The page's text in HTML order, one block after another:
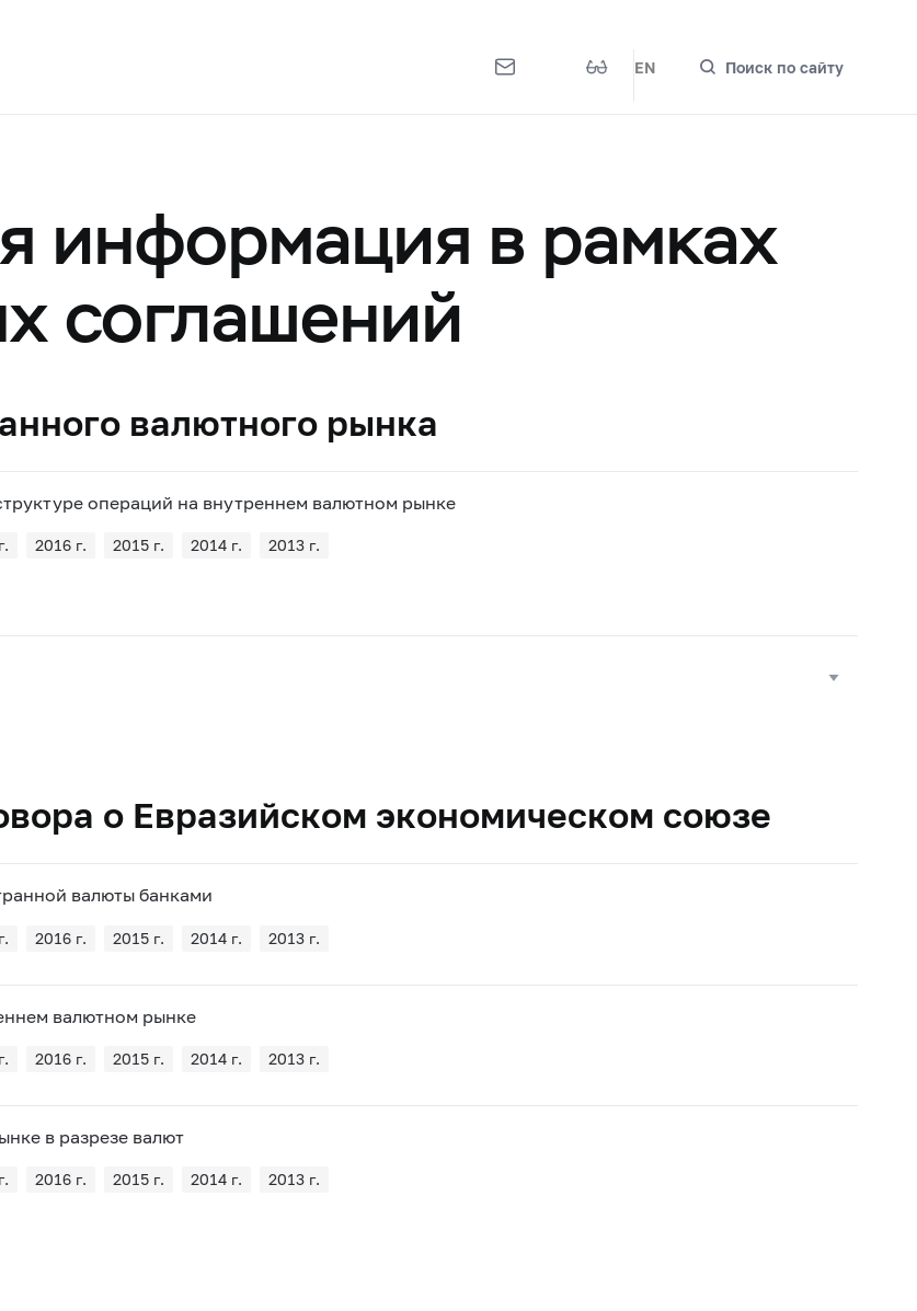
EN Поиск по сайту
информация в рамках
соглашений
валютного рынка
операций на внутреннем валютном рынке
2016 г. 2015 г. 2014 г. 2013 г.
о Евразийском экономическом союзе
валюты банками
2016 г. 2015 г. 2014 г. 2013 г.
валютном рынке
2016 г. 2015 г. 2014 г. 2013 г.
в разрезе валют
2016 г. 2015 г. 2014 г. 2013 г.